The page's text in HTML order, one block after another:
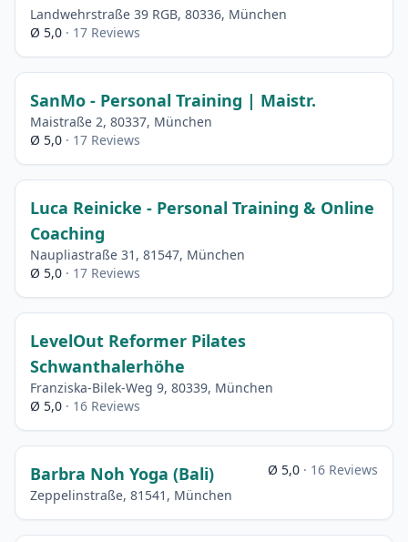
Landwehrstraße 39 RGB, 80336, München
Ø 5,0 · 17 Reviews
SanMo - Personal Training | Maistr.
Maistraße 2, 80337, München
Ø 5,0 · 17 Reviews
Luca Reinicke - Personal Training & Online
Coaching
Naupliastraße 31, 81547, München
Ø 5,0 · 17 Reviews
LevelOut Reformer Pilates
Schwanthalerhöhe
Franziska-Bilek-Weg 9, 80339, München
Ø 5,0 · 16 Reviews
Barbra Noh Yoga (Bali)
Zeppelinstraße, 81541, München
Ø 5,0 · 16 Reviews